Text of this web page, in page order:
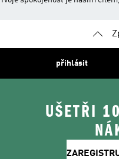
přihlásit
UŠETŘI